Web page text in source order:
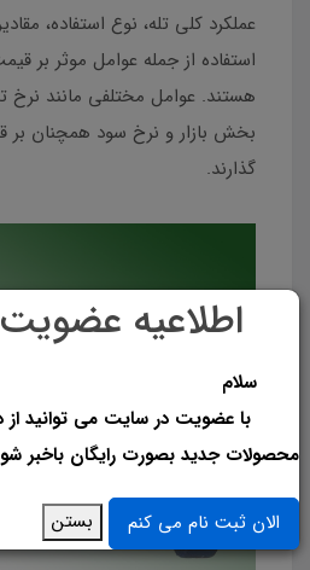
عملکرد کلی تله، نوع استفاده،
استفاده از جمله عوامل موثر بر
هستند. عوامل مختلفی مانند نرخ
بخش بازار و نرخ سود همچنان بر
گذارند.
اطلاعیه
سلام
با عضویت در سایت می توانید از
محصولات جدید بصورت رایگان باخبر
الان ثبت نام می کنم بستن